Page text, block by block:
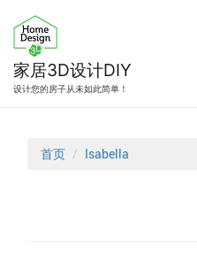
家居3D设计DIY
设计您的房子从未如此简单！
首页 Isabella